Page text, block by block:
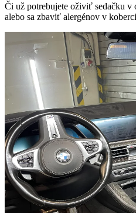
Či už potrebujete oživiť sedačku
alebo sa zbaviť alergénov v